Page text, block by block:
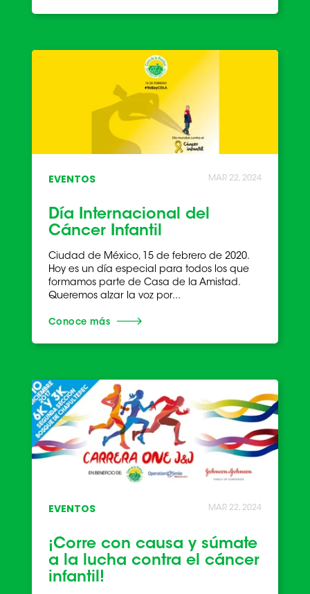
EVENTOS MAR 22, 2024
Día Internacional del
Cáncer Infantil
Ciudad de México, 15 de febrero de 2020.
Hoy es un día especial para todos los que
formamos parte de Casa de la Amistad.
Queremos alzar la voz por...
Conoce más
EVENTOS MAR 22, 2024
¡Corre con causa y súmate
a la lucha contra el cáncer
infantil!